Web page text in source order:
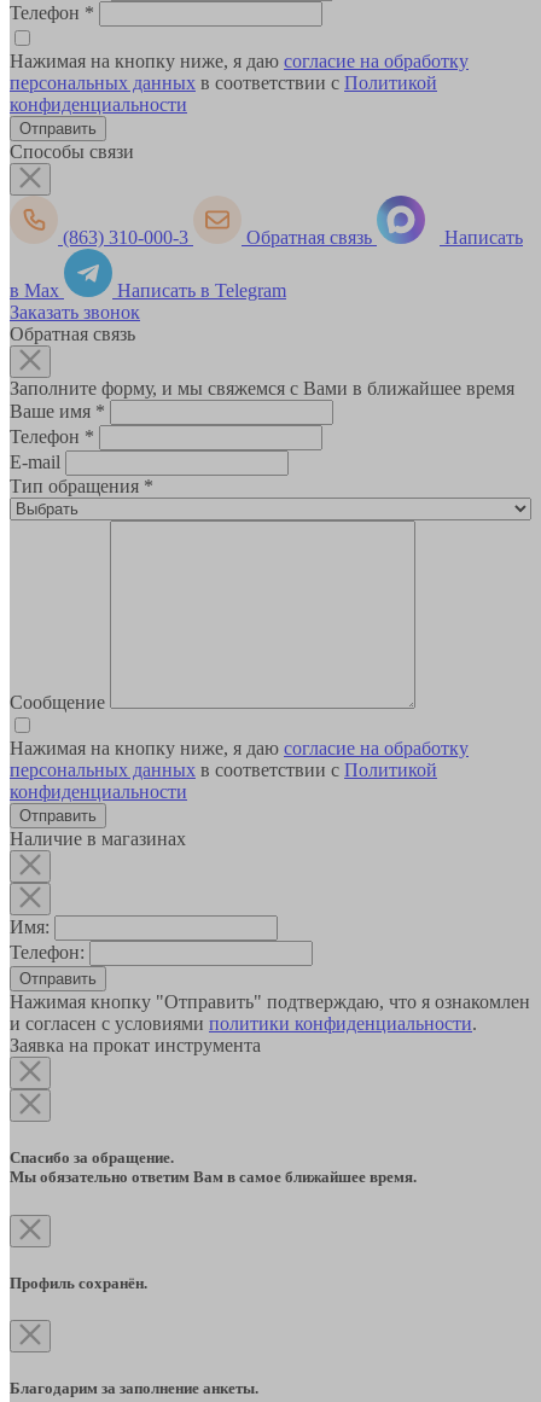
Телефон *
Нажимая на кнопку ниже, я даю согласие на обработку
персональных данных в соответствии с Политикой
конфиденциальности
Способы связи
(863) 310-000-3 Обратная связь Написать
в Max
Написать в Telegram
Заказать звонок
Обратная связь
Заполните форму, и мы свяжемся с Вами в ближайшее время
Ваше имя *
Телефон *
E-mail
Тип обращения *
Сообщение
Нажимая на кнопку ниже, я даю согласие на обработку
персональных данных в соответствии с Политикой
конфиденциальности
Наличие в магазинах
Имя:
Телефон:
Отправить
Нажимая кнопку "Отправить" подтверждаю, что я ознакомлен
и согласен с условиями политики конфиденциальности.
Заявка на прокат инструмента
Спасибо за обращение.
Мы обязательно ответим Вам в самое ближайшее время.
Профиль сохранён.
Благодарим за заполнение анкеты.